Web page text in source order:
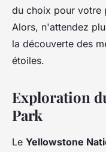
du choix pour votre
Alors, n'attendez
la découverte des
étoiles.
Exploration
Park
Le Yellowstone